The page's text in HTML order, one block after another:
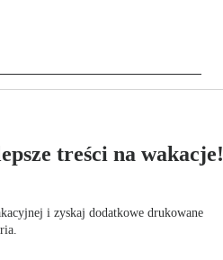
treści na wakacje!
i zyskaj dodatkowe drukowane